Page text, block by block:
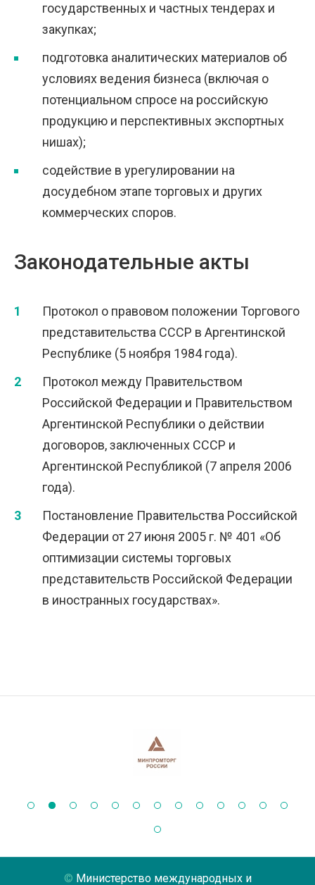
государственных и частных тендерах и
закупках;
подготовка аналитических материалов об
условиях ведения бизнеса (включая о
потенциальном спросе на российскую
продукцию и перспективных экспортных
нишах);
содействие в урегулировании на
досудебном этапе торговых и других
коммерческих споров.
Законодательные акты
Протокол о правовом положении Торгового
представительства СССР в Аргентинской
Республике (5 ноября 1984 года).
Протокол между Правительством
Российской Федерации и Правительством
Аргентинской Республики о действии
договоров, заключенных СССР и
Аргентинской Республикой (7 апреля 2006
года).
Постановление Правительства Российской
Федерации от 27 июня 2005 г. № 401 «Об
оптимизации системы торговых
представительств Российской Федерации
в иностранных государствах».
Министерство международных и